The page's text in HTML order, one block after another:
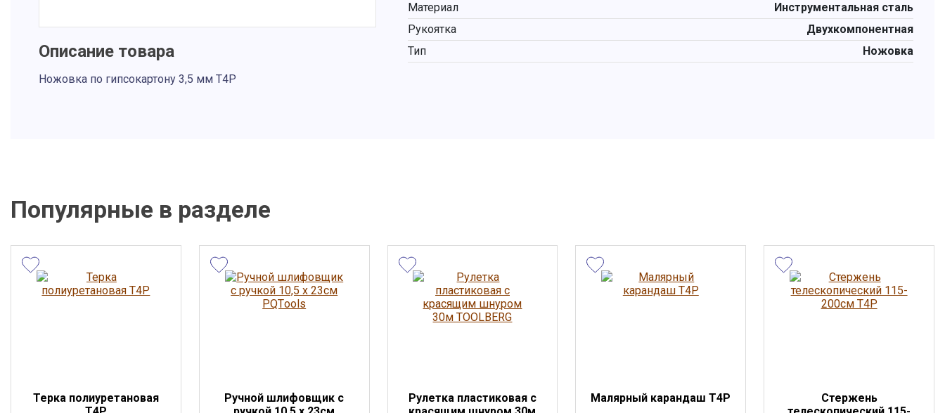
Описание товара
Ножовка по гипсокартону 3,5 мм Т4Р
Материал
Инструментальная сталь
Рукоятка
Двухкомпонентная
Тип
Ножовка
Популярные в разделе
Терка полиуретановая
Ручной шлифовщик с
Рулетка пластиковая с
Малярный карандаш Т4Р
Стержень